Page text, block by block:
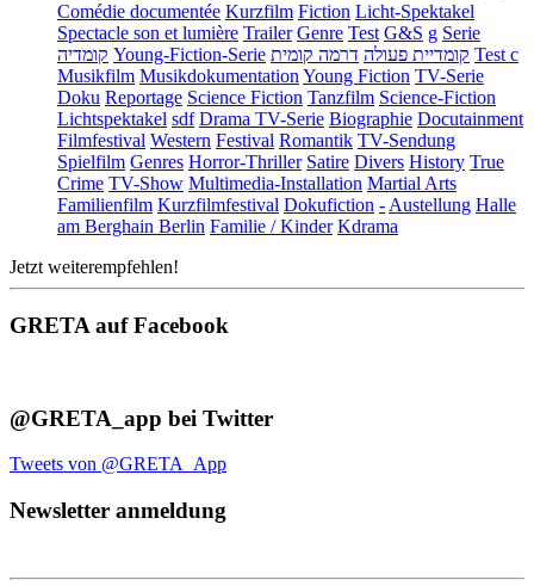
Comédie documentée Kurzfilm Fiction Licht-Spektakel
Spectacle son et lumière Trailer Genre Test G&S g Serie
קומדיה Young-Fiction-Serie קומדיית פעולה דרמה קומית
Test c
Musikfilm MusikdokumentationYoung Fiction TV-Serie
Doku Reportage Science Fiction Tanzfilm Science-Fiction
Lichtspektakel sdf Drama TV-Serie Biographie Docutainment
Filmfestival Western Festival Romantik TV-Sendung
Spielfilm Genres Horror-Thriller Satire Divers History True
Crime TV-Show Multimedia-Installation Martial Arts
Familienfilm Kurzfilmfestival Dokufiction -Austellung Halle
am Berghain Berlin Familie / Kinder Kdrama
Jetzt weiterempfehlen!
GRETA auf Facebook
@GRETA_app bei Twitter
Tweets von @GRETA_App
Newsletter anmeldung